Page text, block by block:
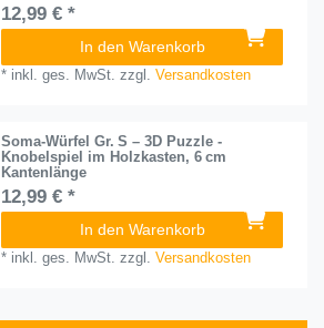
12,99 € *
In den Warenkorb
* inkl. ges. MwSt. zzgl.Versandkosten
Soma-Würfel Gr. S – 3D Puzzle -
Knobelspiel im Holzkasten, 6 cm
Kantenlänge
12,99 € *
In den Warenkorb
* inkl. ges. MwSt. zzgl.Versandkosten